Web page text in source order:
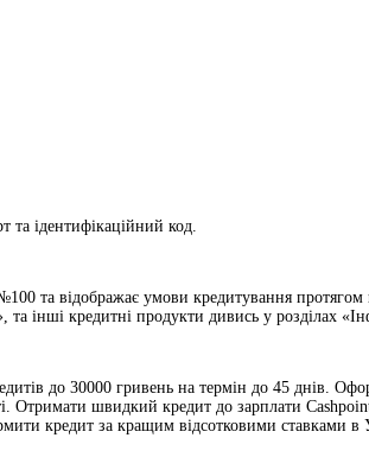
ідентифікаційний код.
та відображає умови кредитування протягом
кредитні продукти дивись у розділах
до 30000 гривень на термін до 45 днів.
Отримати швидкий кредит до зарплати
кредит за кращим відсотковими ставками в